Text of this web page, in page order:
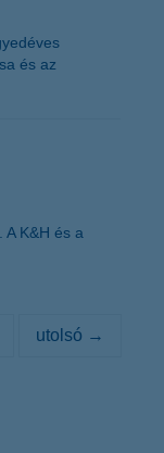
és az
K&H és a
utolsó →